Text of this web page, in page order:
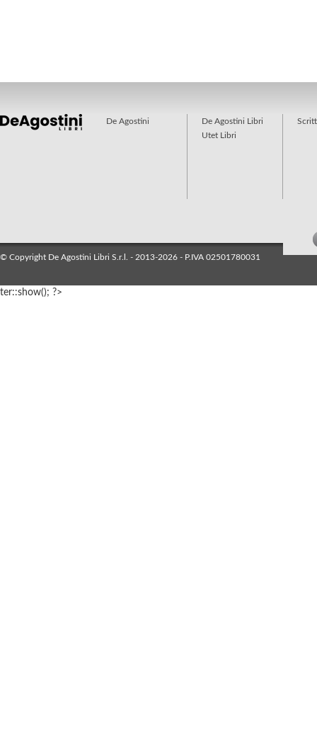
De Agostini
De Agostini Libri
Utet Libri
© Copyright De Agostini Libri S.r.l. - 2013-2026 - P.IVA 02501780031
ter::show(); ?>